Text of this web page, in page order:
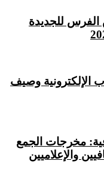
الفرس للجديدة
الإلكترونية وصيف
مخرجات الجمع
والإعلاميين